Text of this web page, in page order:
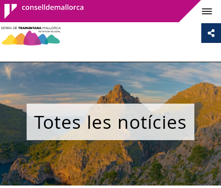
Consell de
Mallorca
Totes les notícies